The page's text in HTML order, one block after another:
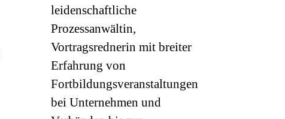
leidenschaftliche
Prozessanwältin,
Vortragsrednerin mit breiter
Erfahrung von
Fortbildungsveranstaltungen
bei Unternehmen und